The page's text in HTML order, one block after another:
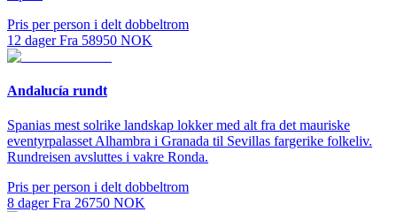
Pris per person i delt dobbeltrom
12 dager Fra 58950 NOK
Andalucía rundt
Spanias mest solrike landskap lokker med alt fra det mauriske
eventyrpalasset Alhambra i Granada til Sevillas fargerike folkeliv.
Rundreisen avsluttes i vakre Ronda.
Pris per person i delt dobbeltrom
8 dager Fra 26750 NOK